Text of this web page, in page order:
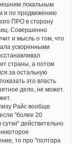
локальным
и по продвижению
ПРО в сторону
Совершенно
и мысль о том, что
ускоренными
страны, а потом
за остальную
это власть
дело, не может.
Райс вообще
"более 20
сутки" действительно
то про "полтора